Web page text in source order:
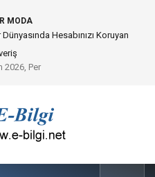
MODA
Hesabınızı Koruyan
2026, Per